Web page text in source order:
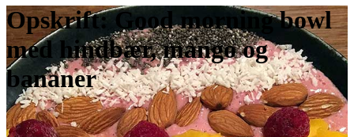
Opskrift: Good morning bowl
med hindbær, mango og
bananer